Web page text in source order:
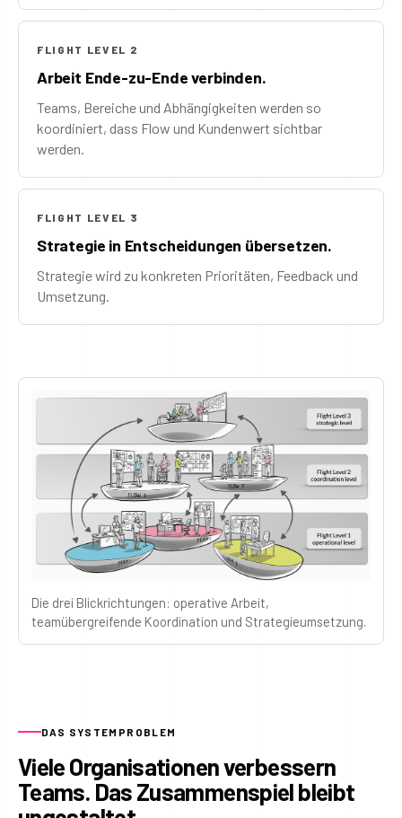
FLIGHT LEVEL 2
Arbeit Ende-zu-Ende verbinden.
Teams, Bereiche und Abhängigkeiten werden so
koordiniert, dass Flow und Kundenwert sichtbar
werden.
FLIGHT LEVEL 3
Strategie in Entscheidungen übersetzen.
Strategie wird zu konkreten Prioritäten, Feedback und
Umsetzung.
Die drei Blickrichtungen: operative Arbeit,
teamübergreifende Koordination und Strategieumsetzung.
DAS SYSTEMPROBLEM
Viele Organisationen verbessern
Teams. Das Zusammenspiel bleibt